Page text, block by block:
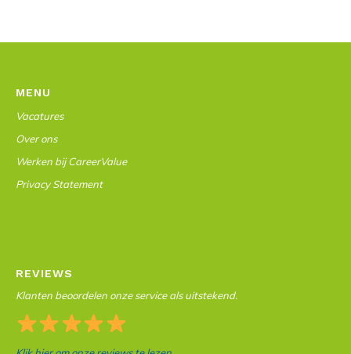
MENU
Vacatures
Over ons
Werken bij CareerValue
Privacy Statement
REVIEWS
Klanten beoordelen onze service als uitstekend.